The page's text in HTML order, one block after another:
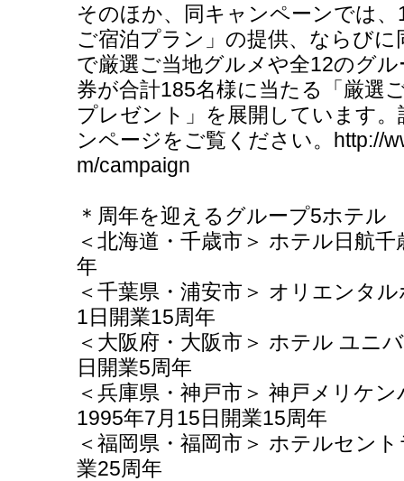
そのほか、同キャンペーンでは
ご宿泊プラン」の提供、ならび
で厳選ご当地グルメや全12のグ
券が合計185名様に当たる「厳選
プレゼント」を展開しています
ンページをご覧ください。http://
m/campaign
＊周年を迎えるグループ5ホテル
＜北海道・千歳市＞ ホテル日航
年
＜千葉県・浦安市＞ オリエンタ
1日開業15周年
＜大阪府・大阪市＞ ホテル ユニ
日開業5周年
＜兵庫県・神戸市＞ 神戸メリケ
1995年7月15日開業15周年
＜福岡県・福岡市＞ ホテルセン
業25周年